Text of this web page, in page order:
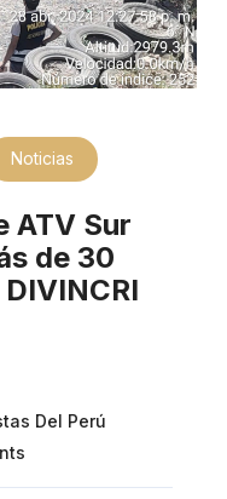
Noticias
ATV Sur
de 30
Del Perú